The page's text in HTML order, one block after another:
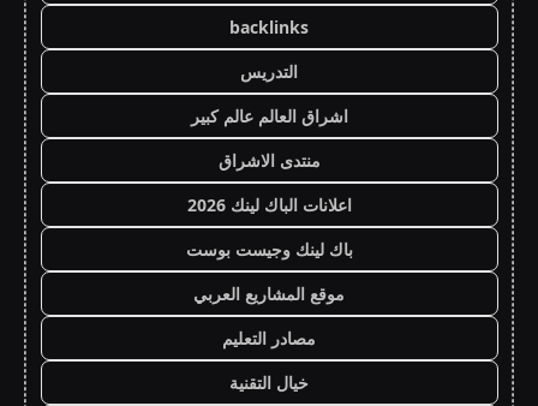
backlinks
التدريس
اشراق العالم عالم كبير
منتدى الاشراق
اعلانات الباك لينك 2026
باك لينك وجيست بوست
موقع المشاريع العربي
مصادر التعليم
خيال التقنية